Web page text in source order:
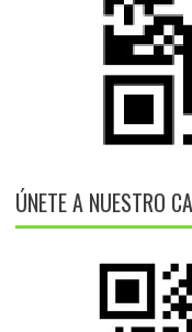
ÚNETE A NUESTRO